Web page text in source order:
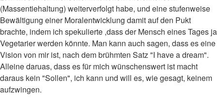
(Massentiehaltung) weiterverfolgt habe, und eine stufenweise
Bewältigung einer Moralentwicklung damit auf den Pukt
brachte, indem ich spekulierte ,dass der Mensch eines Tages ja
Vegetarier werden könnte. Man kann auch sagen, dass es eine
Vision von mir ist, nach dem brühmten Satz "I have a dream".
Alleine daruas, dass es für mich wünschenswert ist macht
daraus kein "Sollen", ich kann und will es, wie gesagt, keinem
aufzwingen.